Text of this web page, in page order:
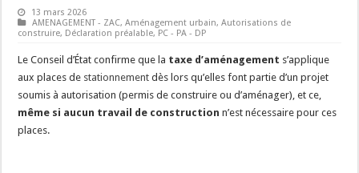
13 mars 2026
AMENAGEMENT - ZAC,Aménagement urbain,Autorisations de
construire, Déclaration préalable, PC - PA - DP
Le Conseil d’État confirme que la taxe d’aménagement s’applique
aux places de stationnement dès lors qu’elles font partie d’un projet
soumis à autorisation (permis de construire ou d’aménager), et ce,
même si aucun travail de construction n’est nécessaire pour ces
places.